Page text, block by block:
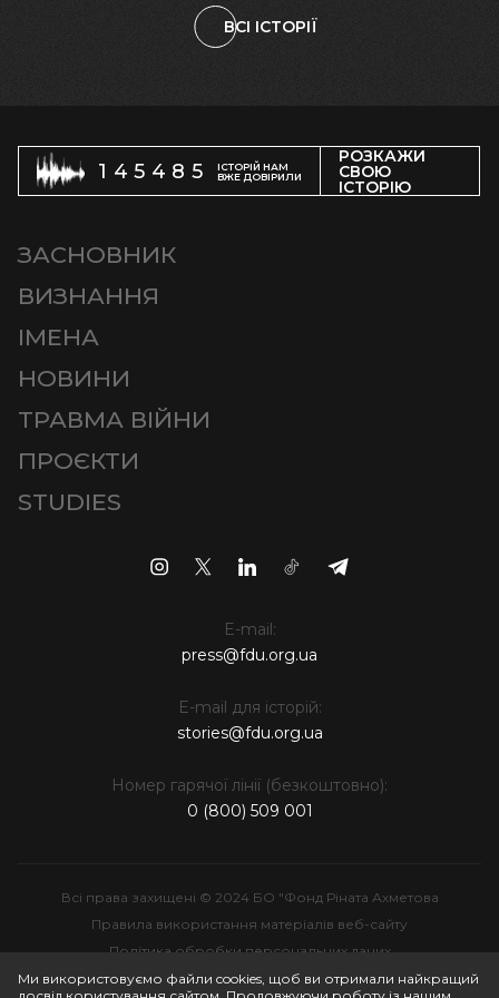
ВСІ ІСТОРІЇ
145485
ІСТОРІЙ НАМ
ВЖЕ ДОВІРИЛИ
РОЗКАЖИ
СВОЮ
ІСТОРІЮ
ЗАСНОВНИК
ВИЗНАННЯ
ІМЕНА
НОВИНИ
ТРАВМА ВІЙНИ
ПРОЄКТИ
STUDIES
E-mail:
press@fdu.org.ua
E-mail для історій:
stories@fdu.org.ua
Номер гарячої лінії (безкоштовно):
0 (800) 509 001
Всі права захищені © 2024 БО "Фонд Ріната Ахметова
Правила використання матеріалів веб-сайту
Політика обробки персональних даних
Інтелектуальна власність
Ми використовуємо файли cookies, щоб ви отримали найкращий